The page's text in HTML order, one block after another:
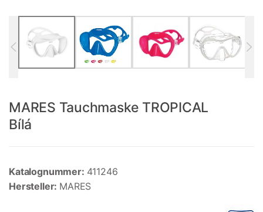
MARES Tauchmaske TROPICAL
Bílá
Katalognummer: 411246
Hersteller: MARES